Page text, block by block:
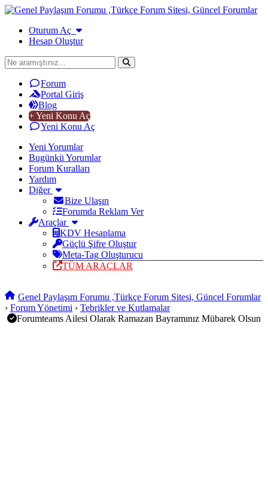
Oturum Aç
Hesap Oluştur
Forum
Portal Giriş
Blog
+ Yeni Konu Aç
Yeni Konu Aç
Yeni Yorumlar
Bugünkü Yorumlar
Forum Kuralları
Yardım
Diğer
Bize Ulaşın
Forumda Reklam Ver
Araçlar
KDV Hesaplama
Güçlü Şifre Oluştur
Meta-Tag Oluşturucu
TÜM ARAÇLAR
Genel Paylaşım Forumu ,Türkçe Forum Sitesi, Güncel Forumlar
› Forum Yönetimi › Tebrikler ve Kutlamalar
Forumteams Ailesi Olarak Ramazan Bayramınız Mübarek Olsun